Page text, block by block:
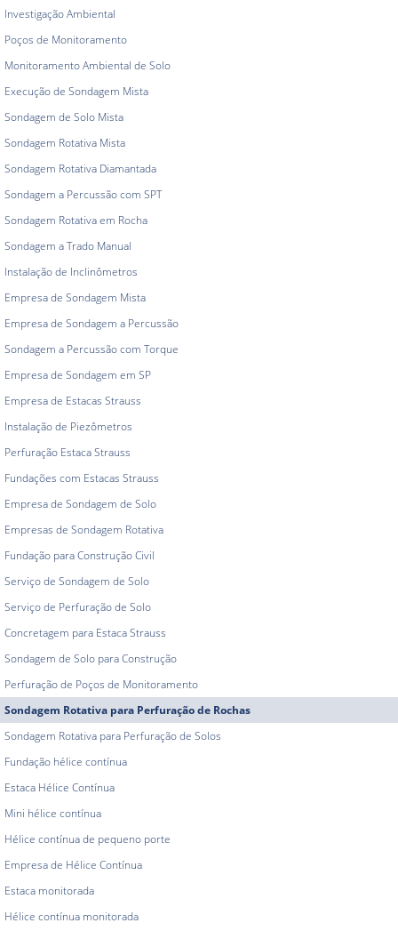
Investigação Ambiental
Poços de Monitoramento
Monitoramento Ambiental de Solo
Execução de Sondagem Mista
Sondagem de Solo Mista
Sondagem Rotativa Mista
Sondagem Rotativa Diamantada
Sondagem a Percussão com SPT
Sondagem Rotativa em Rocha
Sondagem a Trado Manual
Instalação de Inclinômetros
Empresa de Sondagem Mista
Empresa de Sondagem a Percussão
Sondagem a Percussão com Torque
Empresa de Sondagem em SP
Empresa de Estacas Strauss
Instalação de Piezômetros
Perfuração Estaca Strauss
Fundações com Estacas Strauss
Empresa de Sondagem de Solo
Empresas de Sondagem Rotativa
Fundação para Construção Civil
Serviço de Sondagem de Solo
Serviço de Perfuração de Solo
Concretagem para Estaca Strauss
Sondagem de Solo para Construção
Perfuração de Poços de Monitoramento
Sondagem Rotativa para Perfuração de Rochas
Sondagem Rotativa para Perfuração de Solos
Fundação hélice contínua
Estaca Hélice Contínua
Mini hélice contínua
Hélice contínua de pequeno porte
Empresa de Hélice Contínua
Estaca monitorada
Hélice contínua monitorada